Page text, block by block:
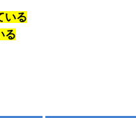
いる
る